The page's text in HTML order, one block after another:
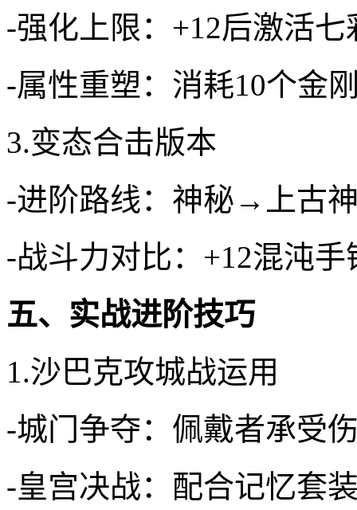
-强化上限：+12后激活
-属性重塑：消耗10个金
3.变态合击版本
-进阶路线：神秘→上古
-战斗力对比：+12混沌
五、实战进阶技巧
1.沙巴克攻城战运用
-城门争夺：佩戴者承受
-皇宫决战：配合记忆套